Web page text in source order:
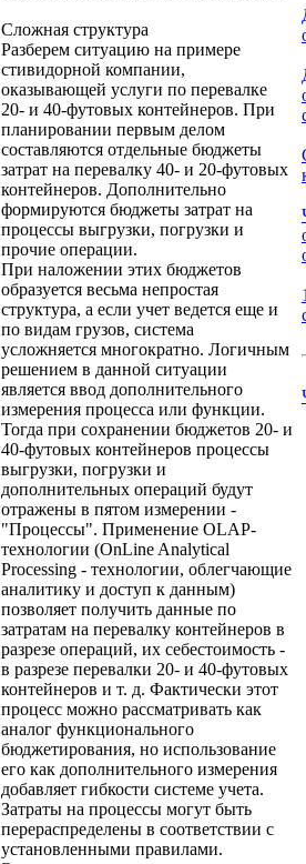
Сложная структура
Разберем ситуацию на примере
стивидорной компании,
оказывающей услуги по перевалке
20- и 40-футовых контейнеров. При
планировании первым делом
составляются отдельные бюджеты
затрат на перевалку 40- и 20-футовых
контейнеров. Дополнительно
формируются бюджеты затрат на
процессы выгрузки, погрузки и
прочие операции.
При наложении этих бюджетов
образуется весьма непростая
структура, а если учет ведется еще и
по видам грузов, система
усложняется многократно. Логичным
решением в данной ситуации
является ввод дополнительного
измерения процесса или функции.
Тогда при сохранении бюджетов 20- и
40-футовых контейнеров процессы
выгрузки, погрузки и
дополнительных операций будут
отражены в пятом измерении -
"Процессы". Применение OLAP-
технологии (OnLine Analytical
Processing - технологии, облегчающие
аналитику и доступ к данным)
позволяет получить данные по
затратам на перевалку контейнеров в
разрезе операций, их себестоимость -
в разрезе перевалки 20- и 40-футовых
контейнеров и т. д. Фактически этот
процесс можно рассматривать как
аналог функционального
бюджетирования, но использование
его как дополнительного измерения
добавляет гибкости системе учета.
Затраты на процессы могут быть
перераспределены в соответствии с
установленными правилами.